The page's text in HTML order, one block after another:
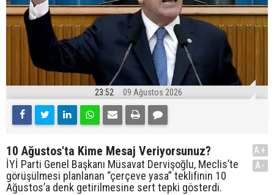
23:52 09 Ağustos 2026
10 Ağustos'ta Kime Mesaj Veriyorsunuz?
İYİ Parti Genel Başkanı Müsavat Dervişoğlu, Meclis’te
görüşülmesi planlanan “çerçeve yasa” teklifinin 10
Ağustos’a denk getirilmesine sert tepki gösterdi.
A+
A-